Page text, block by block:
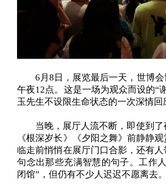
6月8日，展览最后一天，世博会
午夜12点。这是一场为观众而设的“
玉先生不设限生命状态的一次深情回
当晚，展厅人流不断，即使到了
《根深岁长》《夕阳之舞》前静静
临走前悄悄在展厅门口合影，还有
句念出那些充满智慧的句子。工作
闭馆”，但仍有不少人迟迟不愿离去。